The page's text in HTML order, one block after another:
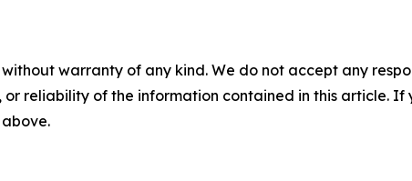
without warranty of any kind. We do not accept any
or reliability of the information contained in this article.